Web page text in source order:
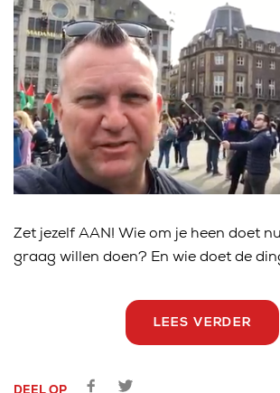
Zet jezelf AAN! Wie om je heen doet
graag willen doen? En wie doet de
LEES VERDER
DEEL OP